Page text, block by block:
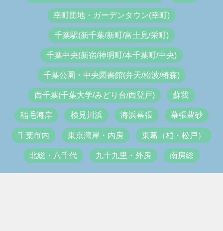
幸町団地・ガーデンタウン(幸町)
千葉駅(新千葉/新町/富士見/栄町)
千葉中央(新宿/神明町/本千葉町/中央)
千葉公園・中央図書館(弁天/松波/椿森)
西千葉(千葉大学/みどり台/西登戸) 蘇我
稲毛海岸 検見川浜 海浜幕張 幕張豊砂
千葉市内 東京湾岸・内房 東葛（柏・松戸）
北総・八千代 九十九里・外房 南房総